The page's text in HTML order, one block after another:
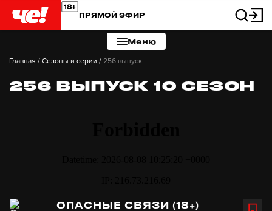
ПРЯМОЙ ЭФИР
Меню
Главная / Сезоны и серии / 256 выпуск
256 ВЫПУСК 10 СЕЗОН
ОПАСНЫЕ СВЯЗИ (18+)